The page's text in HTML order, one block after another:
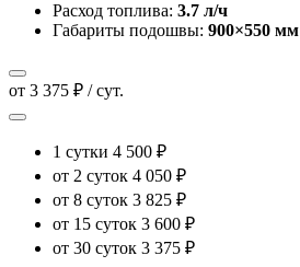
Расход топлива: 3.7 л/ч
Габариты подошвы: 900×550 мм
от 3 375 ₽ / сут.
1 сутки 4 500 ₽
от 2 суток 4 050 ₽
от 8 суток 3 825 ₽
от 15 суток 3 600 ₽
от 30 суток 3 375 ₽